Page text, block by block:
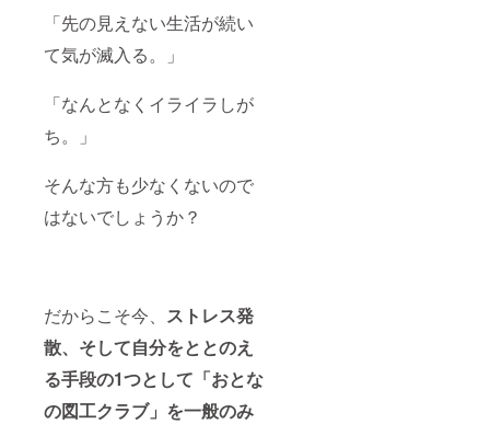
「先の見えない生活が続い
て気が滅入る。」
「なんとなくイライラしが
ち。」
そんな方も少なくないので
はないでしょうか？
だからこそ今、 ストレス発
散、そして自分をととのえ
る手段の1つとして「おとな
の図工クラブ」を一般のみ